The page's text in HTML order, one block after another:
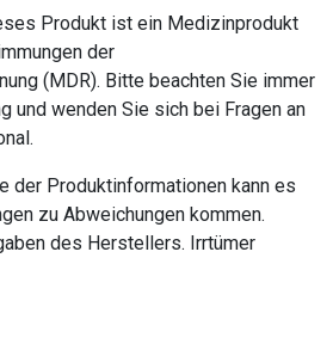
Produkt ist ein Medizinprodukt
der
(MDR). Bitte beachten Sie immer
und wenden Sie sich bei Fragen an
der Produktinformationen kann es
zu Abweichungen kommen.
des Herstellers. Irrtümer